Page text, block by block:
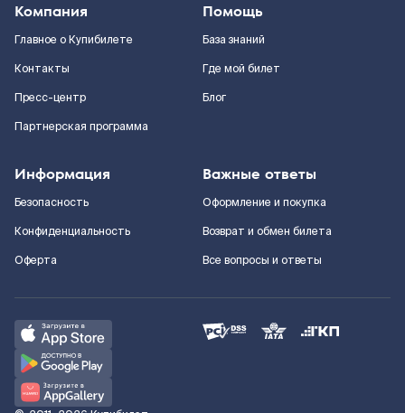
Компания
Главное о Купибилете
Контакты
Пресс-центр
Партнерская программа
Помощь
База знаний
Где мой билет
Блог
Информация
Безопасность
Конфиденциальность
Оферта
Важные ответы
Оформление и покупка
Возврат и обмен билета
Все вопросы и ответы